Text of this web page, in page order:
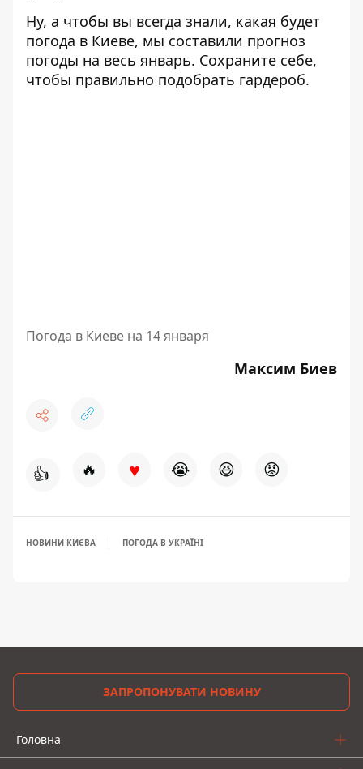
Ну, а чтобы вы всегда знали, какая будет
погода в Киеве, мы составили прогноз
погоды на весь январь. Сохраните себе,
чтобы правильно подобрать гардероб.
Погода в Киеве на 14 января
Максим Биев
👍 🔥 ♥ 😭 😆 😡
НОВИНИ КИЄВА ПОГОДА В УКРАЇНІ
ЗАПРОПОНУВАТИ НОВИНУ
Головна